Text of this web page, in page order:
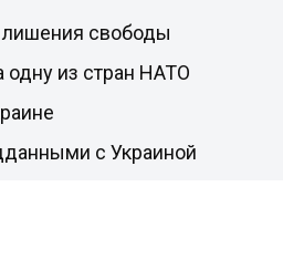
лишения свободы
одну из стран НАТО
с Украиной